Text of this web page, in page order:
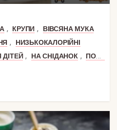
, КРУПИ ,
ВІВСЯНА МУКА
,
НИЗЬКОКАЛОРІЙНІ
ДІТЕЙ , НА СНІДАНОК ,
ПОЛУДЕНЬ